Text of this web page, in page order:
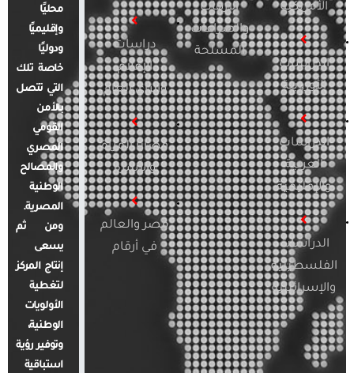
الأمريكية
الدراسات
الأوروبية
الدراسات
العربية
والإقليمية
الدراسات
الفلسطينية
والإسرائيلية
الإرهاب
والصراعات
المسلحة
دراسات
الإعلام
والرأي العام
قضايا المرأة
والأسرة
مصر والعالم
في أرقام
محليًا
وإقليميًا
ودوليًا
خاصة تلك
التي تتصل
بالأمن
القومي
المصري
والمصالح
الوطنية
المصرية.
ومن ثم
يسعى
إنتاج المركز
لتغطية
الأولويات
الوطنية،
وتوفير رؤية
استباقية